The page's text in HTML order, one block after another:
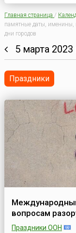
Главная страница /
памятные даты, именины,
дни городов
5 марта 2023
Праздники
вопросам
Праздники ООН